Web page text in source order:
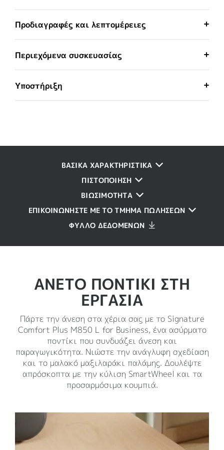
Προδιαγραφές και λεπτομέρειες
Περιεχόμενα συσκευασίας
Υποστήριξη
ΒΑΣΙΚΑ ΧΑΡΑΚΤΗΡΙΣΤΙΚΑ
ΠΙΣΤΟΠΟΙΗΣΗ
ΒΙΩΣΙΜΟΤΗΤΑ
ΕΠΙΚΟΙΝΩΝΗΣΤΕ ΜΕ ΤΟ ΤΜΗΜΑ ΠΩΛΗΣΕΩΝ
ΦΥΛΛΟ ΔΕΔΟΜΕΝΩΝ
ΑΝΕΤΟ ΠΟΝΤΙΚΙ ΣΤΗ
ΕΡΓΑΣΙΑ
Πάρτε την άνεση στα χέρια σας με το Signature
Comfort Plus M850 L for Business, ένα ασύρματο
ποντίκι που συνδυάζει άνεση και
παραγωγικότητα. Νιώστε την ανάγλυφη σχεδίαση
και το μαλακό μαξιλαράκι παλάμης. Δουλέψτε
απρόσκοπτα με την κύλιση SmartWheel και τα
προσαρμόσιμα κουμπιά.